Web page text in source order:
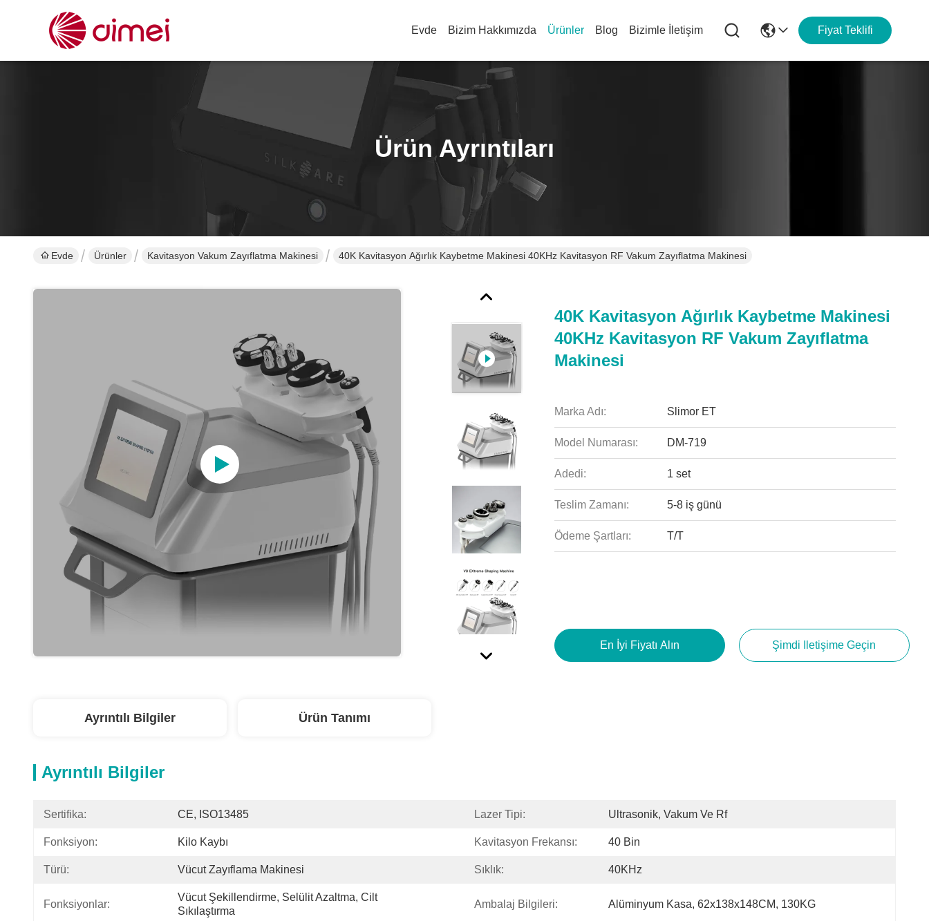
Evde Bizim Hakkımızda Ürünler Blog Bizimle İletişim Fiyat Teklifi
Ürün Ayrıntıları
Evde Ürünler Kavitasyon Vakum Zayıflatma Makinesi 40K Kavitasyon Ağırlık Kaybetme Makinesi 40KHz Kavitasyon RF Vakum Zayıflatma Makinesi
40K Kavitasyon Ağırlık Kaybetme Makinesi
40KHz Kavitasyon RF Vakum Zayıflatma
Makinesi
Marka Adı: Slimor ET
Model Numarası: DM-719
Adedi: 1 set
Teslim Zamanı: 5-8 iş günü
Ödeme Şartları: T/T
En İyi Fiyatı Alın Şimdi Iletişime Geçin
Ayrıntılı Bilgiler Ürün Tanımı
Ayrıntılı Bilgiler
Sertifika: CE, ISO13485 Lazer Tipi: Ultrasonik, Vakum Ve Rf
Fonksiyon: Kilo Kaybı Kavitasyon Frekansı: 40 Bin
Türü: Vücut Zayıflama Makinesi Sıklık: 40KHz
Fonksiyonlar:
Vücut Şekillendirme, Selülit Azaltma, Cilt
Sıkılaştırma
Ambalaj Bilgileri: Alüminyum Kasa, 62x138x148CM, 130KG